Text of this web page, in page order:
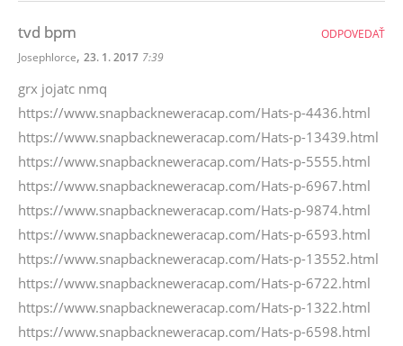
tvd bpm
Josephlorce, 23. 1. 2017 7:39
grx jojatc nmq
https://www.snapbackneweracap.com/Hats-p-4436.html
https://www.snapbackneweracap.com/Hats-p-13439.html
https://www.snapbackneweracap.com/Hats-p-5555.html
https://www.snapbackneweracap.com/Hats-p-6967.html
https://www.snapbackneweracap.com/Hats-p-9874.html
https://www.snapbackneweracap.com/Hats-p-6593.html
https://www.snapbackneweracap.com/Hats-p-13552.html
https://www.snapbackneweracap.com/Hats-p-6722.html
https://www.snapbackneweracap.com/Hats-p-1322.html
https://www.snapbackneweracap.com/Hats-p-6598.html
ODPOVEDAŤ